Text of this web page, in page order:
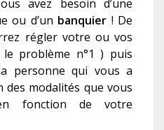
avez besoin d’une
ou d’un banquier ! De
régler votre ou vos
problème n°1 ) puis
personne qui vous a
des modalités que vous
fonction de votre